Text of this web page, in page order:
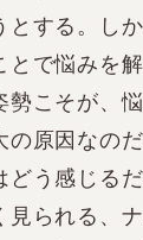
とする。し
とで悩みを
勢こそが、
の原因なの
どう感じる
見られる、